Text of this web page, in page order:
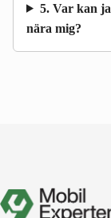
5. Var kan
nära mig?